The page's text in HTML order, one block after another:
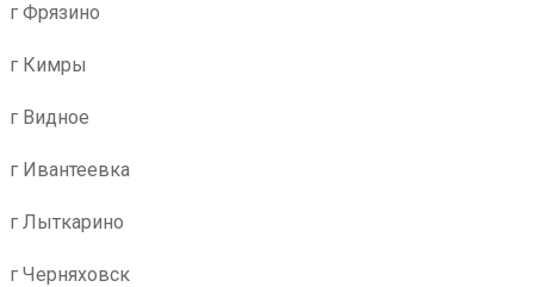
г Фрязино
г Кимры
г Видное
г Ивантеевка
г Лыткарино
г Черняховск